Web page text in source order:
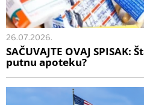
26.07.2026.
SAČUVAJTE OVAJ
putnu apoteku?